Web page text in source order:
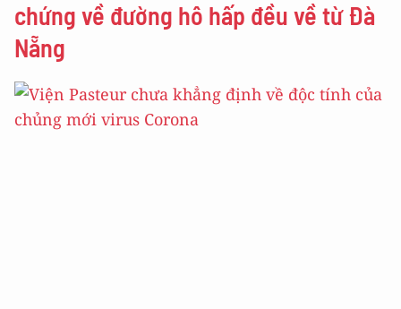
chứng về đường hô hấp đều về từ Đà
Nẵng